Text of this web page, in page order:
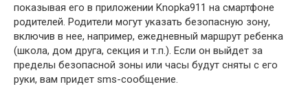
показывая его в приложении Knopka911 на смартфоне
родителей. Родители могут указать безопасную зону,
включив в нее, например, ежедневный маршрут ребенка
(школа, дом друга, секция и т.п.). Если он выйдет за
пределы безопасной зоны или часы будут сняты с его
руки, вам придет sms-сообщение.